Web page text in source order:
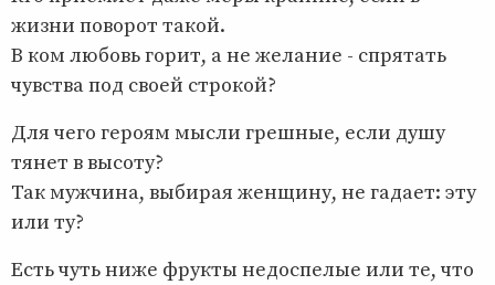
жизни поворот такой.
В ком любовь горит, а не желание - спрятать
чувства под своей строкой?
Для чего героям мысли грешные, если душу
тянет в высоту?
Так мужчина, выбирая женщину, не гадает: эту
или ту?
Есть чуть ниже фрукты недоспелые или те, что